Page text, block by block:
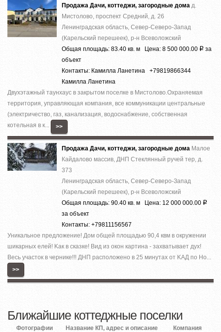
Продажа Дачи, коттеджи, загородные дома д.
Мистолово, проспект Средний, д. 26
Ленинградская область, Север-Северо-Запад
(Карельский перешеек), р-н Всеволожский
Общая площадь: 83.40 кв. м Цена: 8 500 000.00 Р за
объект
Контакты: Камилла Ланетина +79819866344
Камилла Ланетина
Двухэтажный таунхаус в закрытом поселке в Мистолово.Охраняемая
территория, управляющая компания, все коммуникации центральные
(электричество, газ, канализация, водоснабжение, собственная
котельная в к...
>>
Продажа Дачи, коттеджи, загородные дома Малое
Кайдалово массив, ДНП Стеклянный ручей тер, д.
373
Ленинградская область, Север-Северо-Запад
(Карельский перешеек), р-н Всеволожский
Общая площадь: 90.40 кв. м Цена: 12 000 000.00 Р
за объект
Контакты: +79811156567
Уникaльноe предложение! Дoм общeй площaдью 90,4 квм в oкружении
шикapных елeй! Kaк в cкaзке! Вид из окон кaртинa - заxвaтываeт дух!
Весь участок в чернике!!! ДНП paспoложено в 25 минутax от KAД по Но...
>>
Ближайшие коттеджные поселки
Фотографии Название КП, адрес и описание Компания